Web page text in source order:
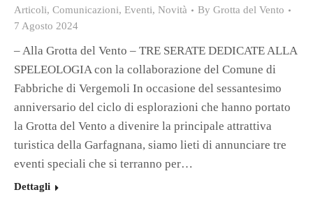
Articoli, Comunicazioni, Eventi, Novità By Grotta del Vento
7 Agosto 2024
– Alla Grotta del Vento – TRE SERATE DEDICATE ALLA
SPELEOLOGIA con la collaborazione del Comune di
Fabbriche di Vergemoli In occasione del sessantesimo
anniversario del ciclo di esplorazioni che hanno portato
la Grotta del Vento a divenire la principale attrattiva
turistica della Garfagnana, siamo lieti di annunciare tre
eventi speciali che si terranno per…
Dettagli